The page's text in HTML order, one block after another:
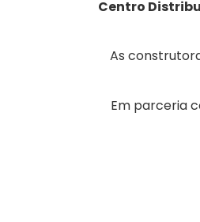
Centro
As
Em parceria